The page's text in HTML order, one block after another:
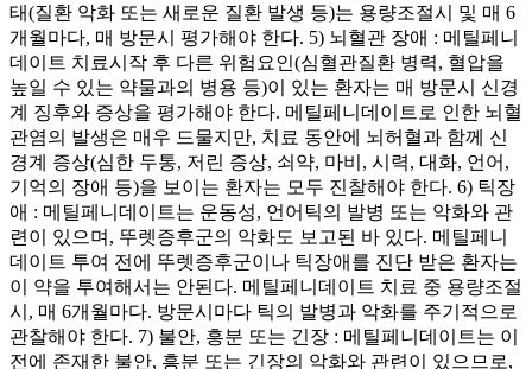
태(질환 악화 또는 새로운 질환 발생 등)는 용량조절시 및 매 6
개월마다, 매 방문시 평가해야 한다. 5) 뇌혈관 장애 : 메틸페니
데이트 치료시작 후 다른 위험요인(심혈관질환 병력, 혈압을
높일 수 있는 약물과의 병용 등)이 있는 환자는 매 방문시 신경
계 징후와 증상을 평가해야 한다. 메틸페니데이트로 인한 뇌혈
관염의 발생은 매우 드물지만, 치료 동안에 뇌허혈과 함께 신
경계 증상(심한 두통, 저린 증상, 쇠약, 마비, 시력, 대화, 언어,
기억의 장애 등)을 보이는 환자는 모두 진찰해야 한다. 6) 틱장
애 : 메틸페니데이트는 운동성, 언어틱의 발병 또는 악화와 관
련이 있으며, 뚜렛증후군의 악화도 보고된 바 있다. 메틸페니
데이트 투여 전에 뚜렛증후군이나 틱장애를 진단 받은 환자는
이 약을 투여해서는 안된다. 메틸페니데이트 치료 중 용량조절
시, 매 6개월마다. 방문시마다 틱의 발병과 악화를 주기적으로
관찰해야 한다. 7) 불안, 흥분 또는 긴장 : 메틸페니데이트는 이
전에 존재한 불안, 흥분 또는 긴장의 악화와 관련이 있으므로,